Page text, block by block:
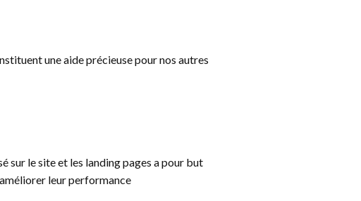
une aide précieuse pour nos autres
sur le site et les landing pages a pour but
leur performance